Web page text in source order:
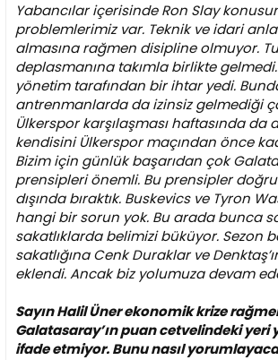
Yabancılar içerisinde Ron Slay
problemlerimiz var. Teknik ve idari
almasına rağmen disipline olmuyor.
deplasmanına takımla birlikte
yönetim tarafından bir ihtar yedi.
antrenmanlarda da izinsiz gelmediği
Ülkerspor karşılaşması haftasında da
kendisini Ülkerspor maçından önce
Bizim için günlük başarıdan çok
prensipleri önemli. Bu prensipler
dışında bıraktık. Buskevics ve Tyron
hangi bir sorun yok. Bu arada bunca
sakatlıklarda belimizi büküyor. Sezon
sakatlığına Cenk Duraklar ve
eklendi. Ancak biz yolumuza devam
Sayın Halil Üner ekonomik krize
Galatasaray’ın puan cetvelindeki yeri
ifade etmiyor. Bunu nasıl